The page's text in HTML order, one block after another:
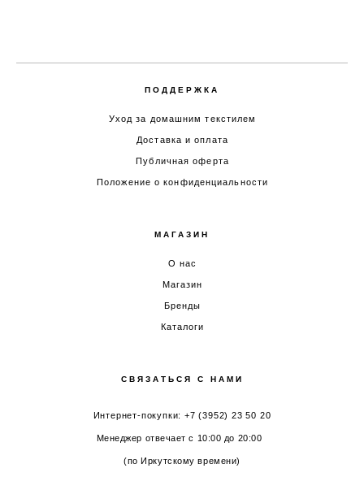
ПОДДЕРЖКА
Уход за домашним текстилем
Доставка и оплата
Публичная оферта
Положение о конфиденциальности
МАГАЗИН
О нас
Магазин
Бренды
Каталоги
СВЯЗАТЬСЯ С НАМИ
Интернет-покупки: +7 (3952) 23 50 20
Менеджер отвечает с 10:00 до 20:00
(по Иркутскому времени)